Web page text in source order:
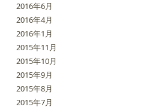
2016年6月
2016年4月
2016年1月
2015年11月
2015年10月
2015年9月
2015年8月
2015年7月